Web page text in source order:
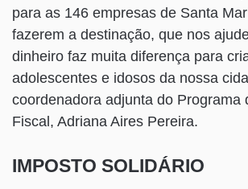
para as 146 empresas de Santa
fazerem a destinação, que nos
dinheiro faz muita diferença para
adolescentes e idosos da nossa
coordenadora adjunta do Programa
Fiscal, Adriana Aires Pereira.
IMPOSTO SOLIDÁRIO